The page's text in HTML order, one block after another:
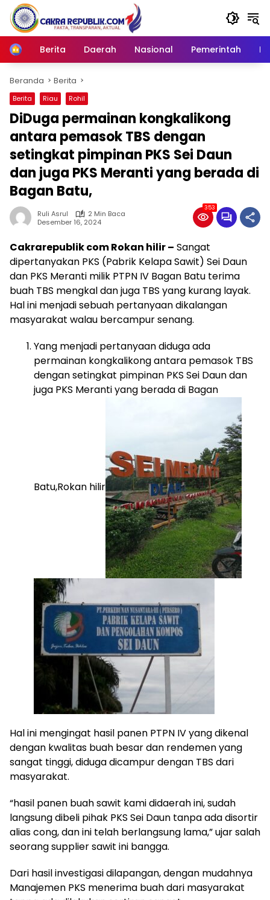
Langsung
konten
Home
Berita Daerah Nasional Pemerintah
Beranda Berita
Berita Riau Rohil
DiDuga permainan kongkalikong
antara pemasok TBS dengan
setingkat pimpinan PKS Sei Daun
dan juga PKS Meranti yang berada di
Bagan Batu,
Ruli Asrul
2 Min Baca
Desember 16, 2024
353
Cakrarepublik com Rokan hilir – Sangat
dipertanyakan PKS (Pabrik Kelapa Sawit) Sei Daun
dan PKS Meranti milik PTPN IV Bagan Batu terima
buah TBS mengkal dan juga TBS yang kurang layak.
Hal ini menjadi sebuah pertanyaan dikalangan
masyarakat walau bercampur senang.
Yang menjadi pertanyaan diduga ada
permainan kongkalikong antara pemasok TBS
dengan setingkat pimpinan PKS Sei Daun dan
juga PKS Meranti yang berada di Bagan
Batu,Rokan hilir
Hal ini mengingat hasil panen PTPN IV yang dikenal
dengan kwalitas buah besar dan rendemen yang
sangat tinggi, diduga dicampur dengan TBS dari
masyarakat.
“hasil panen buah sawit kami didaerah ini, sudah
langsung dibeli pihak PKS Sei Daun tanpa ada disortir
alias cong, dan ini telah berlangsung lama,” ujar salah
seorang supplier sawit ini bangga.
Dari hasil investigasi dilapangan, dengan mudahnya
Manajemen PKS menerima buah dari masyarakat